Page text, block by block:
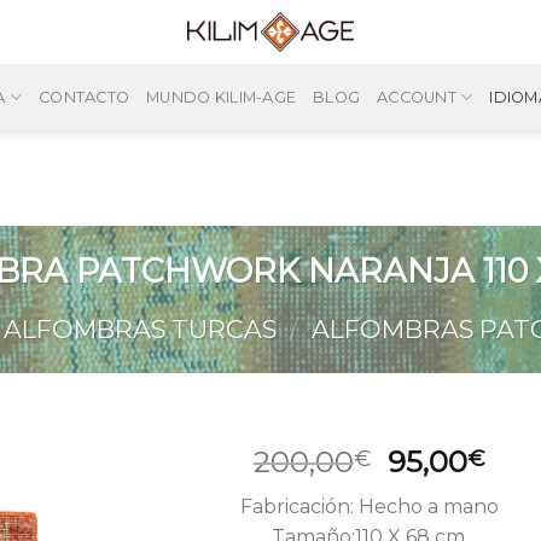
CONTACTO MUNDO KILIM-AGE BLOG ACCOUNT
PATCHWORK NARANJA
ALFOMBRAS TURCAS / ALFOMBRAS
200,00€
El
precio
original
95,00€El
Fabricación: Hecho a mano
Tamaño:110 X 68 cm.